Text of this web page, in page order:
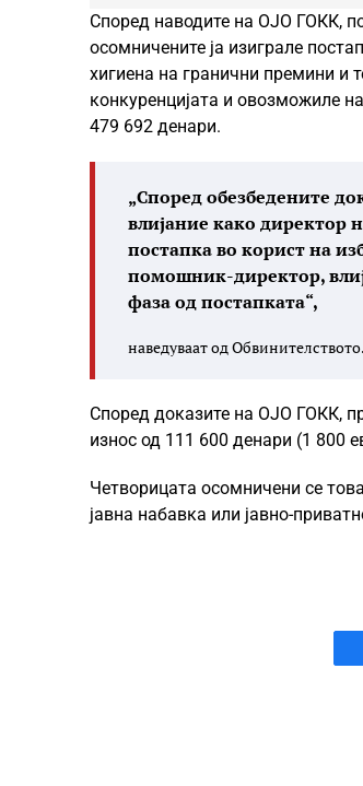
Според наводите на ОЈО ГОКК,
осомничените ја изиграле
хигиена на гранични премини и
конкуренцијата и овозможиле
479 692 денари.
„Според обезбедените
влијание како директор
постапка во корист на
помошник-директор,
фаза од постапката“,
наведуваат од Обвинителството.
Според доказите на ОЈО ГОКК,
износ од 111 600 денари (1 800
Четворицата осомничени се
јавна набавка или јавно-